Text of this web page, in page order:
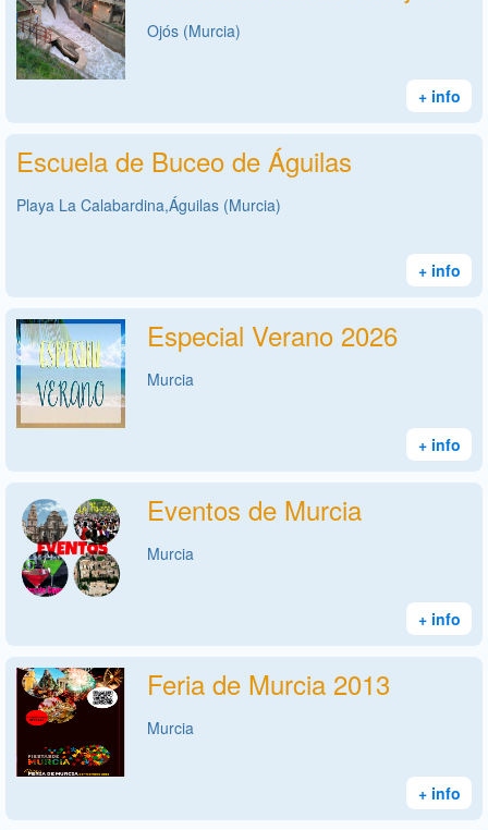
Ojós (Murcia)
+ info
Escuela de Buceo de Águilas
Playa La Calabardina,Águilas (Murcia)
+ info
Especial Verano 2026
Murcia
+ info
Eventos de Murcia
Murcia
+ info
Feria de Murcia 2013
Murcia
+ info